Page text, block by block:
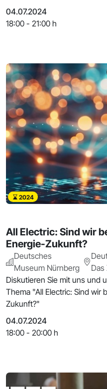
04.07.2024
18:00 - 21:00 h
2024
All Electric: Sind wir
Energie-Zukunft?
Deutsches
Museum Nürnberg
Diskutieren Sie mit uns und
Thema "All Electric: Sind wir
Zukunft?"
04.07.2024
18:00 - 20:00 h